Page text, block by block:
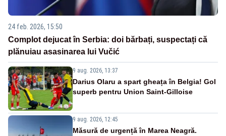
24 feb. 2026, 15:50
Complot dejucat în Serbia: doi bărbați, suspectați că
plănuiau asasinarea lui Vučić
9 aug. 2026, 13:37
Darius Olaru a spart gheața în Belgia! Gol
superb pentru Union Saint-Gilloise
9 aug. 2026, 12:45
Măsură de urgență în Marea Neagră.